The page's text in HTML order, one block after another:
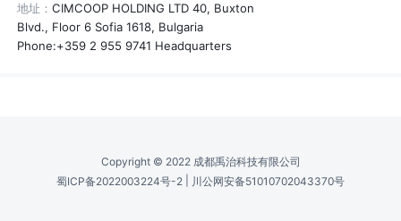
地址：CIMCOOP HOLDING LTD 40, Buxton
Blvd., Floor 6 Sofia 1618, Bulgaria
Phone:+359 2 955 9741 Headquarters
Copyright © 2022 成都禹治科技有限公司
蜀ICP备2022003224号-2
川公网安备51010702043370号